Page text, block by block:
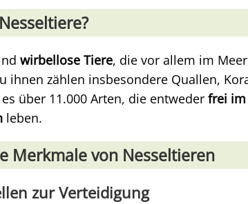
wirbellose Tiere, die vor allem im
ihnen zählen insbesondere Quallen,
über 11.000 Arten, die entweder frei im
leben.
Merkmale von Nesseltieren
zur Verteidigung